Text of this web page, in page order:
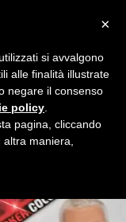
del Milan
e commenti
×
si avvalgono
alle finalità illustrate
negare il consenso
policy
pagina, cliccando
maniera,